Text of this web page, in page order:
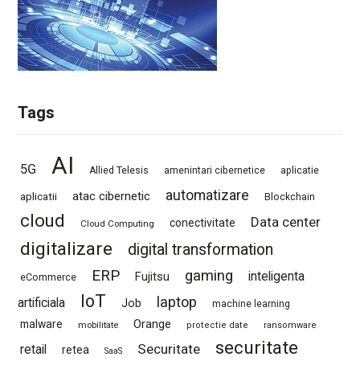
Tags
5G AI Allied Telesis amenintari cibernetice aplicatie
aplicatii atac cibernetic automatizare Blockchain
cloud Cloud Computing conectivitate Data center
digitalizare digital transformation
eCommerce ERP Fujitsu gaming
inteligenta
artificiala
IoT Job laptop machine learning
malware mobilitate Orange protectie date ransomware
retail retea SaaS Securitate
securitate